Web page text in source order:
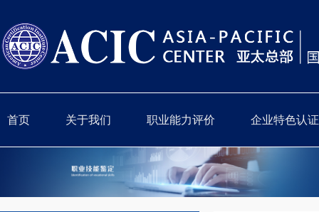
首页 关于我们 职业能力评价 企业特色认证